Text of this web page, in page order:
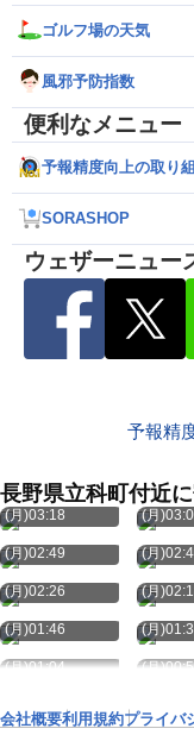
ゴルフ場の天気
風邪予防指数
便利なメニュー
予報精度向上の取り
SORASHOP
ウェザーニュー
予報精
長野県立科町付近
8月10日
(月)03:18
8月10日
(月
8月10日
(月)02:49
8月10日
(月
8月10日
(月)02:26
8月10日
(月
8月10日
(月)01:46
8月10日
(月
8月10日
(月)01:04
8月10日
(月
会社概要利用規約プライバ